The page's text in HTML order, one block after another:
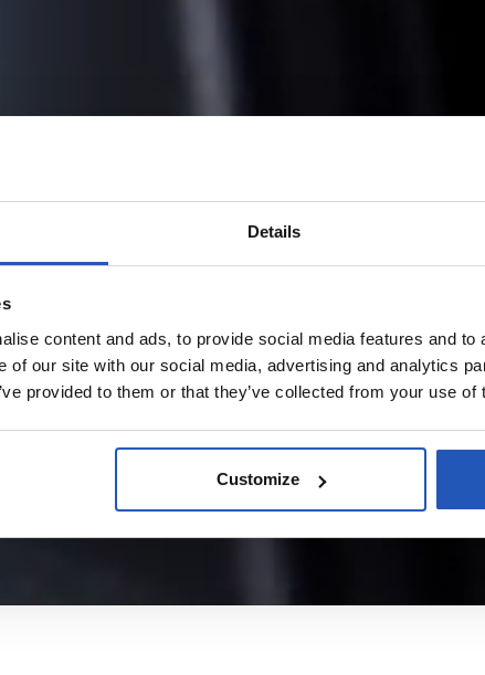
Details
content and ads, to provide social media features and
of our site with our social media, advertising and analytics
provided to them or that they’ve collected from your use of
Customize